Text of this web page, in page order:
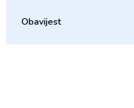
Obavijest